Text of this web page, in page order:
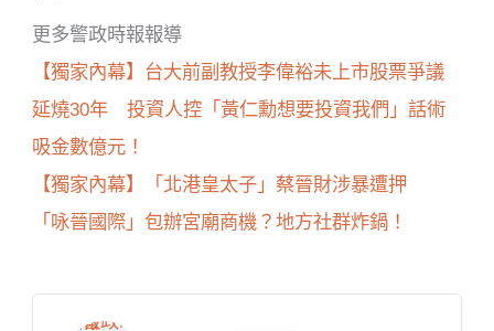
更多警政時報報導
【獨家內幕】台大前副教授李偉裕未上市股票爭議
延燒30年 投資人控「黃仁勳想要投資我們」話術
吸金數億元！
【獨家內幕】「北港皇太子」蔡晉財涉暴遭押
「咏晉國際」包辦宮廟商機？地方社群炸鍋！